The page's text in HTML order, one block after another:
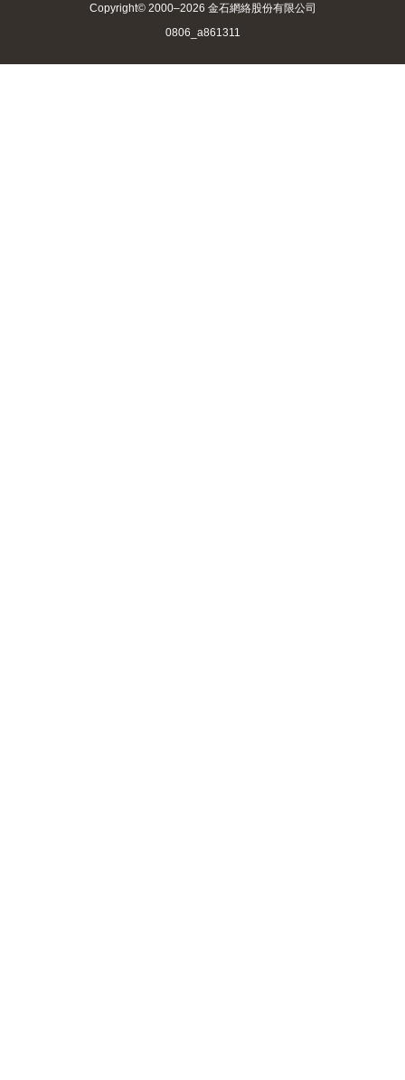
Copyright© 2000–2026 金石網絡股份有限公司
0806_a861311